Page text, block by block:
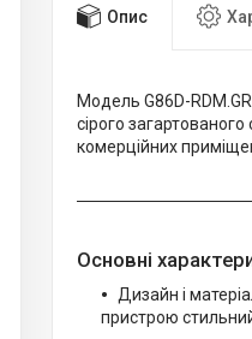
Опис
Модель G86D-
сірого
комерційних
Основні
Дизайн і
пристрою